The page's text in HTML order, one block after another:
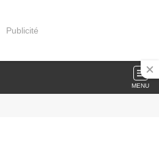
Publicité
MENU